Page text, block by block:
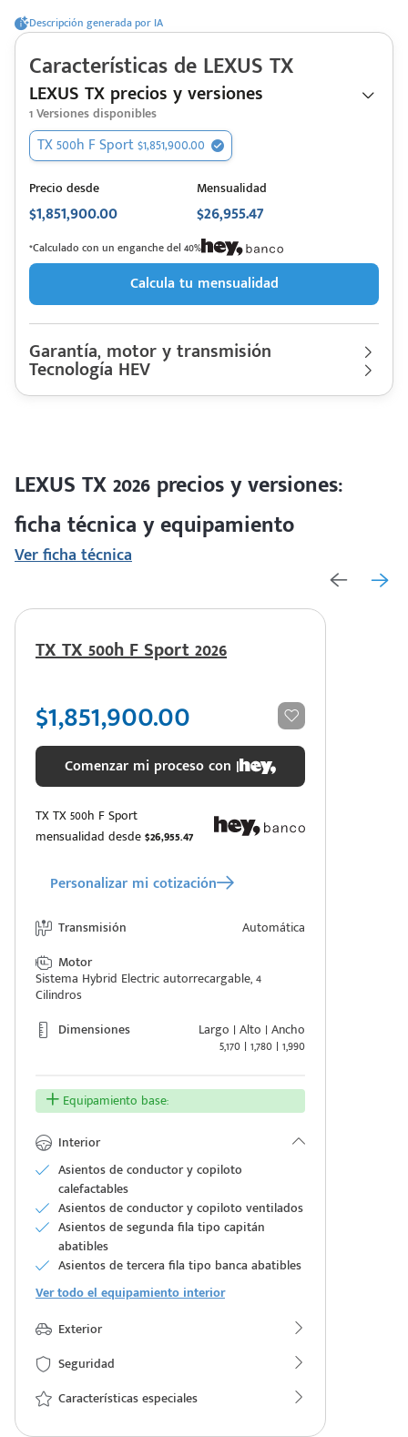
Descripción generada por IA
Características de LEXUS TX
LEXUS TX precios y versiones
1Versiones disponibles
TX 500h F Sport $1,851,900.00
Precio desde
$1,851,900.00
Mensualidad
$26,955.47
*Calculado con un enganche del 40%
Calcula tu mensualidad
Garantía, motor y transmisión
Garantía
80,000 Km | 4 años
Motor cilindros
Lt 2.4 | Hp. 366
Tecnología HEV
Descripción de funcionamiento motorizaciónLEXUSTX 2026
LEXUS TX 2026 precios y versiones:
ficha técnica y equipamiento
Ver ficha técnica
TX TX 500h F Sport 2026
$1,851,900.00
Comenzar mi proceso con |
TX TX 500h F Sport
mensualidad desde$26,955.47
Personalizar mi cotización
Transmisión
Automática
Motor
Sistema Hybrid Electric autorrecargable, 4
Cilindros
Dimensiones
Largo | Alto | Ancho
5,170 | 1,780 | 1,990
Equipamiento base:
Interior
Asientos de conductor y copiloto
calefactables
Asientos de conductor y copiloto ventilados
Asientos de segunda fila tipo capitán
abatibles
Asientos de tercera fila tipo banca abatibles
Ver todo el equipamiento interior
Exterior
Seguridad
Características especiales